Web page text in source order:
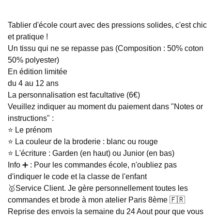
Tablier d'école court avec des pressions solides, c'est chic
et pratique !
Un tissu qui ne se repasse pas (Composition : 50% coton
50% polyester)
En édition limitée
du 4 au 12 ans
La personnalisation est facultative (6€)
Veuillez indiquer au moment du paiement dans "Notes or
instructions" :
⭐ Le prénom
⭐ La couleur de la broderie : blanc ou rouge
⭐ L'écriture : Garden (en haut) ou Junior (en bas)
Info ➕ : Pour les commandes école, n'oubliez pas
d'indiquer le code et la classe de l'enfant
🥇Service Client. Je gère personnellement toutes les
commandes et brode à mon atelier Paris 8ème 🇫🇷
Reprise des envois la semaine du 24 Aout pour que vous